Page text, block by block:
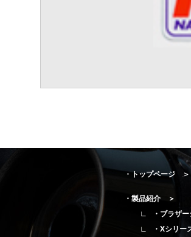
・トップページ ＞
・製品紹介 ＞
・ブラザ
・Xシリ